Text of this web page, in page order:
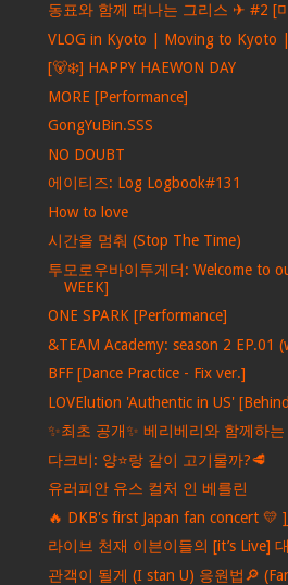
동표와 함께 떠나는 그리스 ✈ #2 [
VLOG in Kyoto | Moving to Kyoto
[🐻‍❄️] HAPPY HAEWON DAY
MORE [Performance]
GongYuBin.SSS
NO DOUBT
에이티즈: Log Logbook#131
How to love
시간을 멈춰 (Stop The Time)
투모로우바이투게더: Welcome to
WEEK]
ONE SPARK [Performance]
&TEAM Academy: season 2 EP.01
BFF [Dance Practice - Fix ver.]
LOVElution 'Authentic in US'
✨최초 공개✨ 베리베리와 함께하는
다크비: 양⭐️랑 같이 고기물까?🥩
유러피안 유스 컬처 인 베를린
🔥 DKB's first Japan fan concert 💛
라이브 천재 이븐이들의 [it’s Live]
관객이 될게 (I stan U) 응원법🔎